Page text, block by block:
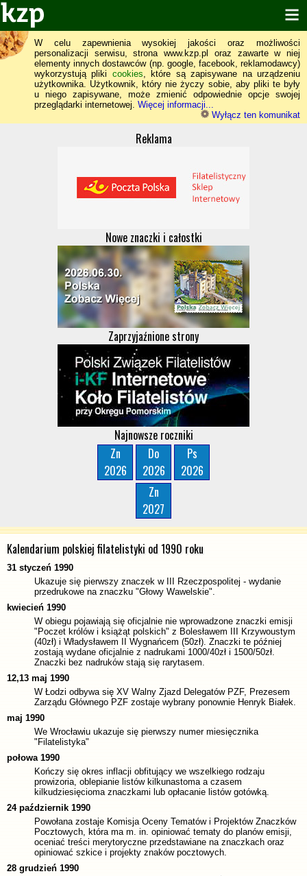
W celu zapewnienia wysokiej jakości oraz możliwości
personalizacji serwisu, strona www.kzp.pl oraz zawarte w niej
elementy innych dostawców (np. google, facebook, reklamodawcy)
wykorzystują pliki cookies, które są zapisywane na urządzeniu
użytkownika. Użytkownik, który nie życzy sobie, aby pliki te były
u niego zapisywane, może zmienić odpowiednie opcje swojej
przeglądarki internetowej. Więcej informacji...
Wyłącz ten komunikat
Reklama
Nowe znaczki i całostki
Zaprzyjaźnione strony
Najnowsze roczniki
Zn
2026
Do
2026
Ps
2026
Zn
2027
Kalendarium polskiej filatelistyki od 1990 roku
31 styczeń 1990
Ukazuje się pierwszy znaczek w III Rzeczpospolitej - wydanie
przedrukowe na znaczku "Głowy Wawelskie".
kwiecień 1990
W obiegu pojawiają się oficjalnie nie wprowadzone znaczki emisji
"Poczet królów i książąt polskich" z Bolesławem III Krzywoustym
(40zł) i Władysławem II Wygnańcem (50zł). Znaczki te później
zostają wydane oficjalnie z nadrukami 1000/40zł i 1500/50zł.
Znaczki bez nadruków stają się rarytasem.
12,13 maj 1990
W Łodzi odbywa się XV Walny Zjazd Delegatów PZF, Prezesem
Zarządu Głównego PZF zostaje wybrany ponownie Henryk Białek.
maj 1990
We Wrocławiu ukazuje się pierwszy numer miesięcznika
"Filatelistyka"
połowa 1990
Kończy się okres inflacji obfitujący we wszelkiego rodzaju
prowizoria, oblepianie listów kilkunastoma a czasem
kilkudziesięcioma znaczkami lub opłacanie listów gotówką.
24 październik 1990
Powołana zostaje Komisja Oceny Tematów i Projektów Znaczków
Pocztowych, która ma m. in. opiniować tematy do planów emisji,
oceniać treści merytoryczne przedstawiane na znaczkach oraz
opiniować szkice i projekty znaków pocztowych.
28 grudzień 1990